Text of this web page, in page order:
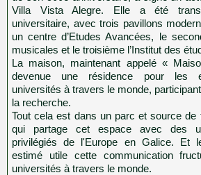
Villa Vista Alegre. Elle a été
universitaire, avec trois pavillons
un centre d’Etudes Avancées, le
musicales et le troisième l’Institut des
La maison, maintenant appelé «
devenue une résidence pour les
universités à travers le monde,
la recherche.
Tout cela est dans un parc et source de
qui partage cet espace avec des
privilégiés de l'Europe en Galice. Et
estimé utile cette communication
universités à travers le monde.